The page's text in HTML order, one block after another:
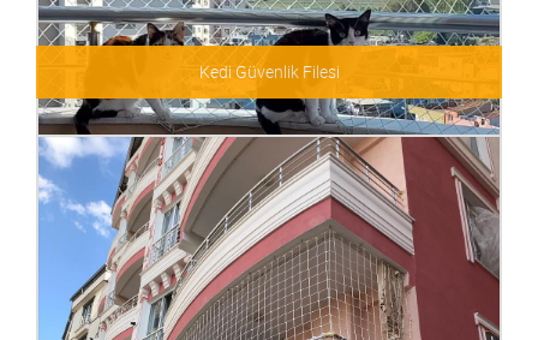
Kedi Güvenlik Filesi
Kedi Güvenlik Filesi